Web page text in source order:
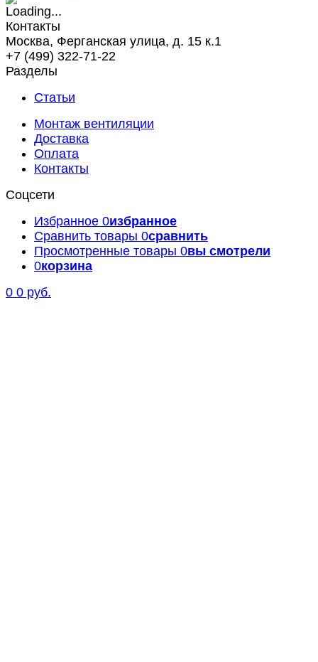
Контакты
Москва, Ферганская улица, д. 15 к.1
+7 (499) 322-71-22
Разделы
Статьи
Монтаж вентиляции
Доставка
Оплата
Контакты
Соцсети
Избранное 0избранное
Сравнить товары 0сравнить
Просмотренные товары 0вы смотрели
0корзина
0 0 руб.